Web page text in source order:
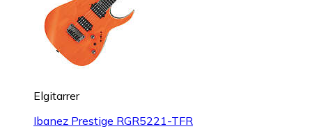
Elgitarrer
Ibanez Prestige RGR5221-TFR